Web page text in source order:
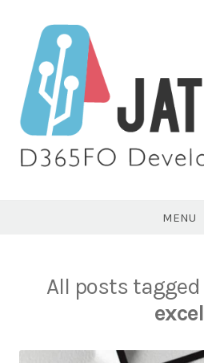
content
MENU
All posts tagged
excel